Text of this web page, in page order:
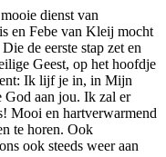
dienst van
en Febe van Kleij mocht
de eerste stap zet en
Geest, op het hoofdje
Ik lijf je in, in Mijn
aan jou. Ik zal er
Mooi en hartverwarmend
te horen. Ook
ook steeds weer aan